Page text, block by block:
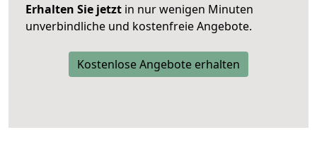
Erhalten Sie jetzt in nur wenigen Minuten
unverbindliche und kostenfreie Angebote.
Kostenlose Angebote erhalten